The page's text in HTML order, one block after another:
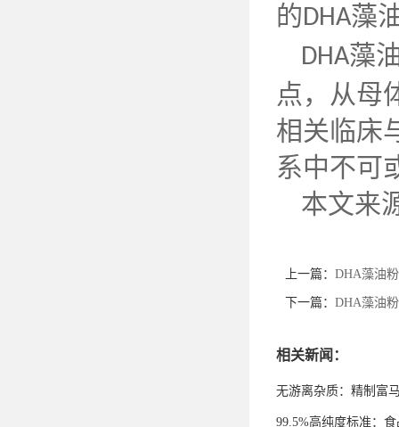
的DHA藻
DHA藻
点，从母
相关临床
系中不可
本文来
上一篇： DHA藻油
下一篇： DHA藻油
相关新闻：
无游离杂质：精制富
99.5%高纯度标准：